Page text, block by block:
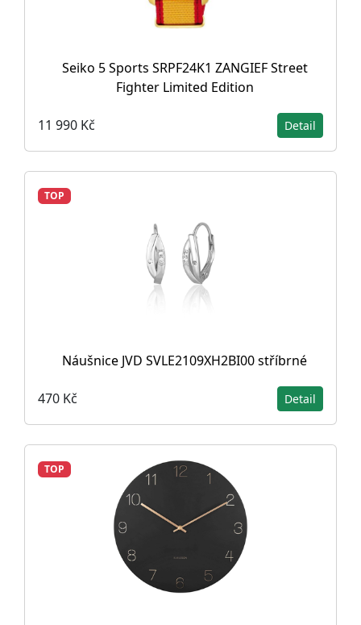
Seiko 5 Sports SRPF24K1 ZANGIEF Street
Fighter Limited Edition
11 990 Kč Detail
TOP
Náušnice JVD SVLE2109XH2BI00 stříbrné
470 Kč Detail
TOP